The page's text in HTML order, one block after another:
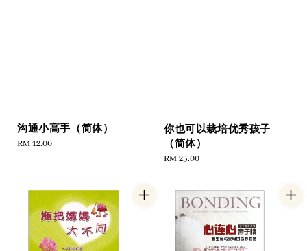
沟通小高手（简体）
Regular
RM 12.00
你也可以栽培优秀孩子
（简体）
Regular
RM 25.00